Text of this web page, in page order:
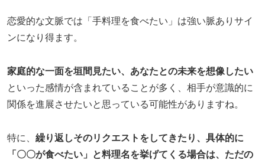
恋愛的な文脈では「手料理を食べたい」は強い脈ありサイ
ンになり得ます。
家庭的な一面を垣間見たい、あなたとの未来を想像したい
といった感情が含まれていることが多く、相手が意識的に
関係を進展させたいと思っている可能性がありますね。
特に、 繰り返しそのリクエストをしてきたり、具体的に
「〇〇が食べたい」と料理名を挙げてくる場合は、ただの